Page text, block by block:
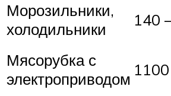
Морозильники,
холодильники
140
Мясорубка с
электроприводом